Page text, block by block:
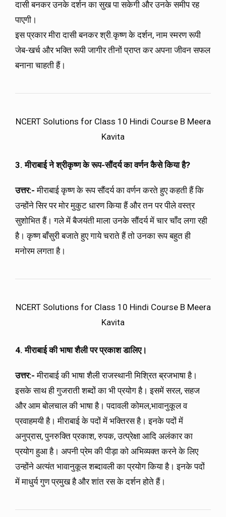
दासी बनकर उनके दर्शन का सुख पा सकेगी और उनके समीप रह
पाएगी।
इस प्रकार मीरा दासी बनकर श्री.कृष्ण के दर्शन, नाम स्मरण रूपी
जेब-खर्च और भक्ति रूपी जागीर तीनों प्राप्त कर अपना जीवन सफल
बनाना चाहती हैं।
NCERT Solutions for Class 10 Hindi Course B Meera
Kavita
3. मीराबाई ने श्रीकृष्ण के रूप-सौंदर्य का वर्णन कैसे किया है?
उत्तर:-मीराबाई कृष्ण के रूप सौंदर्य का वर्णन करते हुए कहती हैं कि
उन्होंने सिर पर मोर मुकुट धारण किया हैं और तन पर पीले वस्त्र
सुशोभित हैं। गले में बैजयंती माला उनके सौंदर्य में चार चाँद लगा रही
है। कृष्ण बाँसुरी बजाते हुए गाये चराते हैं तो उनका रूप बहुत ही
मनोरम लगता है।
NCERT Solutions for Class 10 Hindi Course B Meera
Kavita
4. मीराबाई की भाषा शैली पर प्रकाश डालिए।
उत्तर:-मीराबाई की भाषा शैली राजस्थानी मिश्रित ब्रजभाषा है।
इसके साथ ही गुजराती शब्दों का भी प्रयोग है। इसमें सरल, सहज
और आम बोलचाल की भाषा है। पदावली कोमल,भावानुकूल व
प्रवाहमयी है। मीराबाई के पदों में भक्तिरस है। इनके पदों में
अनुप्रास, पुनरुक्ति प्रकाश, रुपक, उत्प्रेक्षा आदि अलंकार का
प्रयोग हुआ है। अपनी प्रेम की पीड़ा को अभिव्यक्त करने के लिए
उन्होंने अत्यंत भावानुकूल शब्दावली का प्रयोग किया है। इनके पदों
में माधुर्य गुण प्रमुख है और शांत रस के दर्शन होते हैं।